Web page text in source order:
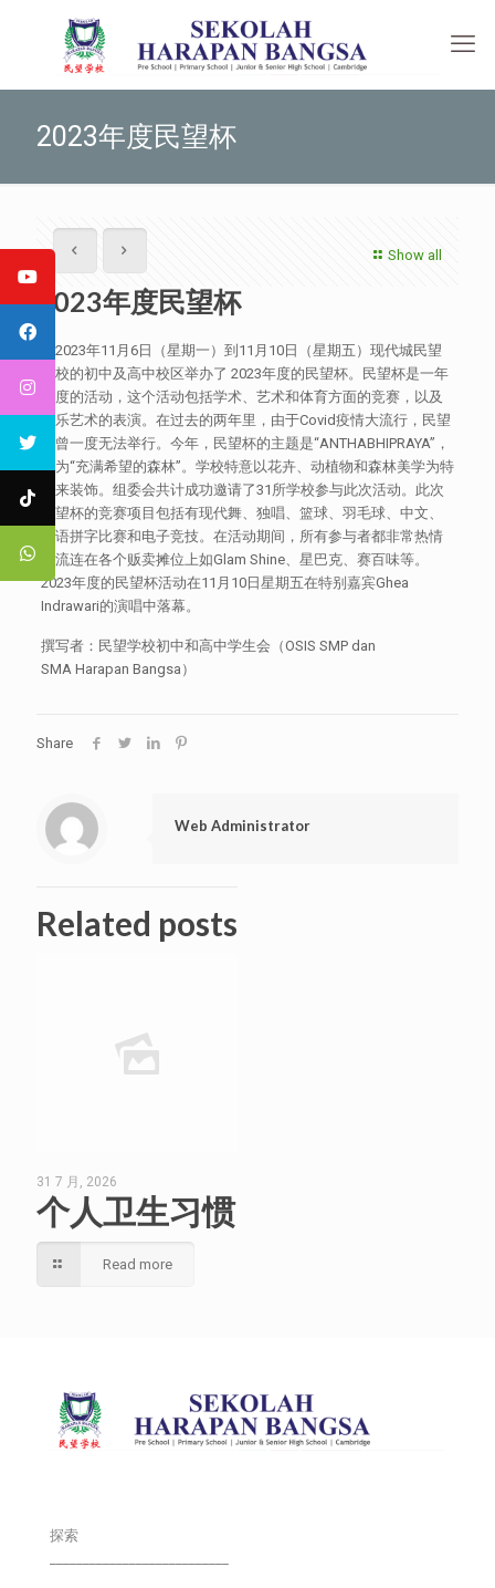
2023年度民望杯
Show all
2023年度民望杯
从2023年11月6日（星期一）到11月10日（星期五）现代城民望
学校的初中及高中校区举办了 2023年度的民望杯。民望杯是一年
一度的活动，这个活动包括学术、艺术和体育方面的竞赛，以及
音乐艺术的表演。在过去的两年里，由于Covid疫情大流行，民望
杯曾一度无法举行。今年，民望杯的主题是“ANTHABHIPRAYA”，
意为“充满希望的森林”。学校特意以花卉、动植物和森林美学为特
色来装饰。组委会共计成功邀请了31所学校参与此次活动。此次
民望杯的竞赛项目包括有现代舞、独唱、篮球、羽毛球、中文、
英语拼字比赛和电子竞技。在活动期间，所有参与者都非常热情
地流连在各个贩卖摊位上如Glam Shine、星巴克、赛百味等。
2023年度的民望杯活动在11月10日星期五在特别嘉宾Ghea
Indrawari的演唱中落幕。
撰写者：民望学校初中和高中学生会（OSIS SMP dan
SMA Harapan Bangsa）
Share
Web Administrator
Related posts
31 7 月, 2026
个人卫生习惯
Read more
探索